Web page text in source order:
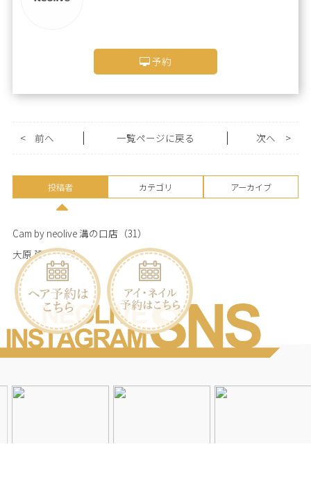
予約
< 前へ 一覧ページに戻る >
次へ
投稿者 カテゴリ アーカイブ
Cam by neolive 溝の口店 （31）
大原 建一（63）